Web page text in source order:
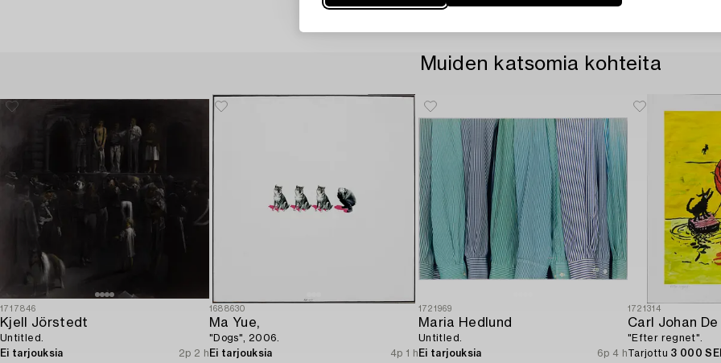
Muiden katsomia kohteita
1717846
Kjell Jörstedt
Untitled.
Ei tarjouksia
2p 2 h
1688630
Ma Yue,
"Dogs", 2006.
Ei tarjouksia
4p 1 h
1721969
Maria Hedlund
Untitled.
Ei tarjouksia
6p 4 h
1721314
Carl Johan De
"Efter regnet".
Tarjottu 3 000